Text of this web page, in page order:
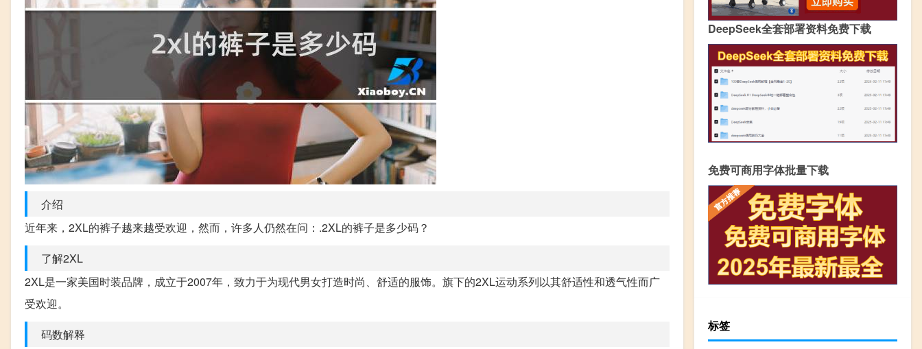
介绍
近年来，2XL的裤子越来越受欢迎，然而，许多人仍然在问：.2XL的裤子是多少码？
了解2XL
2XL是一家美国时装品牌，成立于2007年，致力于为现代男女打造时尚、舒适的服饰。旗下的2XL运动系列以其舒适性和透气性而广
受欢迎。
码数解释
DeepSeek全套部署资料免费下载
免费可商用字体批量下载
标签